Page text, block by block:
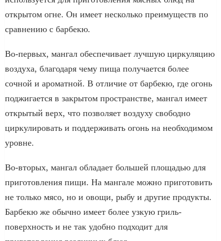
открытом огне. Он имеет несколько преимуществ по
сравнению с барбекю.
Во-первых, мангал обеспечивает лучшую циркуляцию
воздуха, благодаря чему пища получается более
сочной и ароматной. В отличие от барбекю, где огонь
поджигается в закрытом пространстве, мангал имеет
открытый верх, что позволяет воздуху свободно
циркулировать и поддерживать огонь на необходимом
уровне.
Во-вторых, мангал обладает большей площадью для
приготовления пищи. На мангале можно приготовить
не только мясо, но и овощи, рыбу и другие продукты.
Барбекю же обычно имеет более узкую гриль-
поверхность и не так удобно подходит для